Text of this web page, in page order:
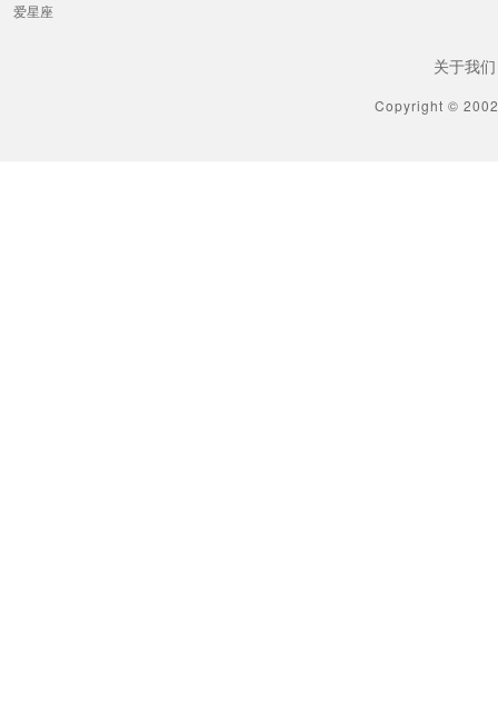
爱星座
关于我们
Copyright ©